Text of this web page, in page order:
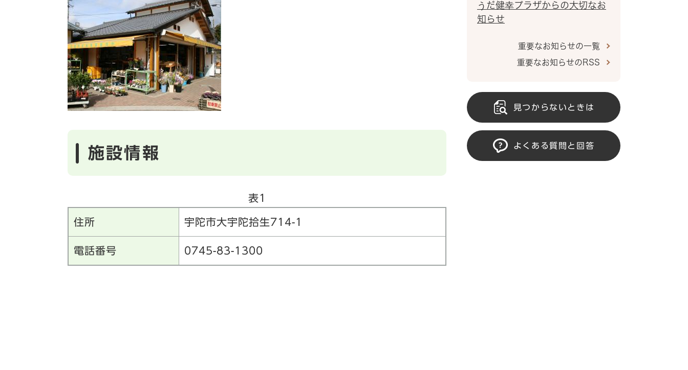
施設情報
表1
住所 宇陀市大宇陀拾生714-1
電話番号 0745-83-1300
うだ健幸プラザからの大切なお
知らせ
重要なお知らせの一覧
重要なお知らせのRSS
見つからないときは
よくある質問と回答